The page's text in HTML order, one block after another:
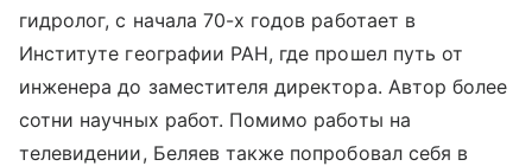
гидролог, с начала 70-х годов работает в
Институте географии РАН, где прошел путь от
инженера до заместителя директора. Автор более
сотни научных работ. Помимо работы на
телевидении, Беляев также попробовал себя в